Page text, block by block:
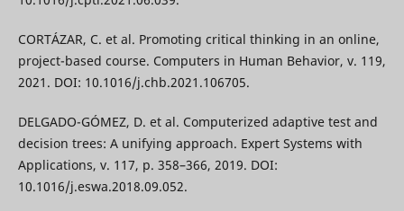
CORTÁZAR, C. et al. Promoting critical thinking in an online,
project-based course. Computers in Human Behavior, v. 119,
2021. DOI: 10.1016/j.chb.2021.106705.
DELGADO-GÓMEZ, D. et al. Computerized adaptive test and
decision trees: A unifying approach. Expert Systems with
Applications, v. 117, p. 358–366, 2019. DOI:
10.1016/j.eswa.2018.09.052.